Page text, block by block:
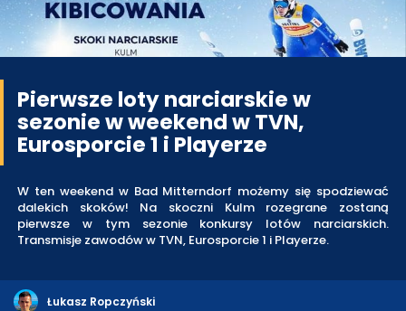
Pierwsze loty narciarskie w
sezonie w weekend w TVN,
Eurosporcie 1 i Playerze
W ten weekend w Bad Mitterndorf możemy się spodziewać
dalekich skoków! Na skoczni Kulm rozegrane zostaną
pierwsze w tym sezonie konkursy lotów narciarskich.
Transmisje zawodów w TVN, Eurosporcie 1 i Playerze.
Łukasz Ropczyński